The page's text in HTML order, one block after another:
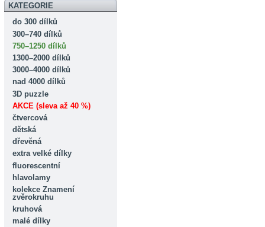
KATEGORIE
do 300 dílků
300–740 dílků
750–1250 dílků
1300–2000 dílků
3000–4000 dílků
nad 4000 dílků
3D puzzle
AKCE (sleva až 40 %)
čtvercová
dětská
dřevěná
extra velké dílky
fluorescentní
hlavolamy
kolekce Znamení
zvěrokruhu
kruhová
malé dílky